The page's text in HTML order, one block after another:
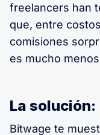
freelancers han
que, entre
comisiones
es mucho
La solución:
Bitwage te